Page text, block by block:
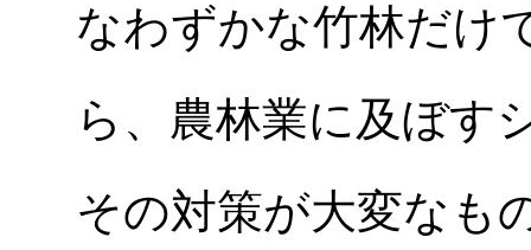
なわずかな竹林だけ
ら、農林業に及ぼす
その対策が大変なも